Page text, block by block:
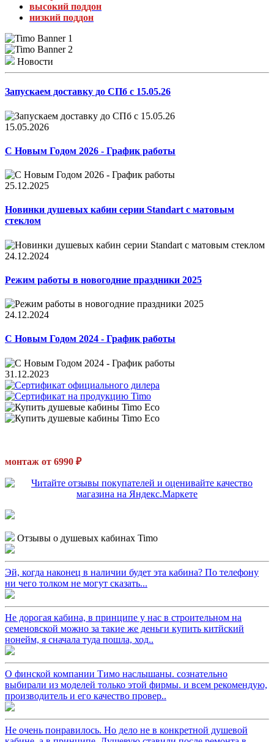
высокий поддон
низкий поддон
Новости
Запускаем доставку до СПб с 15.05.26
15.05.2026
С Новым Годом 2026 - График работы
25.12.2025
Новинки душевых кабин серии Standart с матовым
стеклом
24.12.2024
Режим работы в новогодние праздники 2025
24.12.2024
С Новым Годом 2024 - График работы
31.12.2023
монтаж от 6990 ₽
Отзывы о душевых кабинах Timo
Эй, когда наконец в наличии будет эта кабина? По телефону
ни чего толком не могут сказать...
Не дорогая кабина, в принципе у нас в строительном на
семеновской можно за такие же деньги купить китйский
нонейм, я сначала туда пошла, ход..
О финской компании Тимо наслышаны. сознательно
выбирали из моделей только этой фирмы. и всем рекомендую,
производитель и его качество провер..
Не очень понравилось. Но дело не в конкретной душевой